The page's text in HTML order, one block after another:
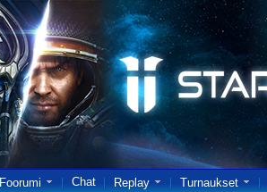
Foorumi Chat Replay Turnaukset